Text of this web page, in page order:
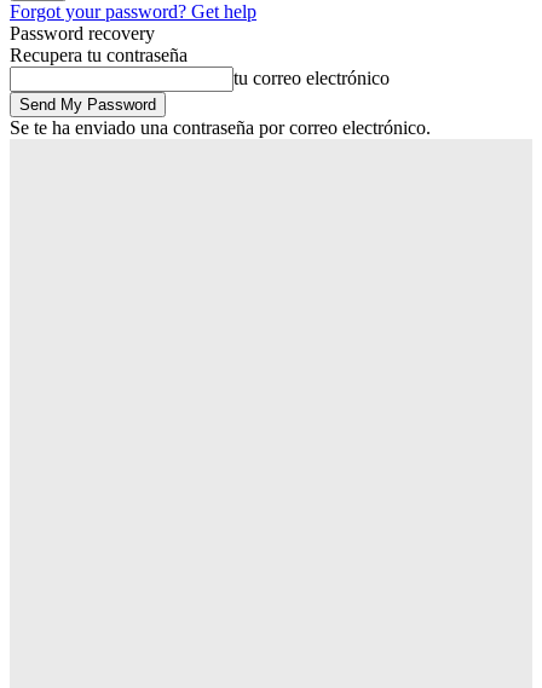
Forgot your password? Get help
Password recovery
Recupera tu contraseña
tu correo electrónico
Se te ha enviado una contraseña por correo electrónico.